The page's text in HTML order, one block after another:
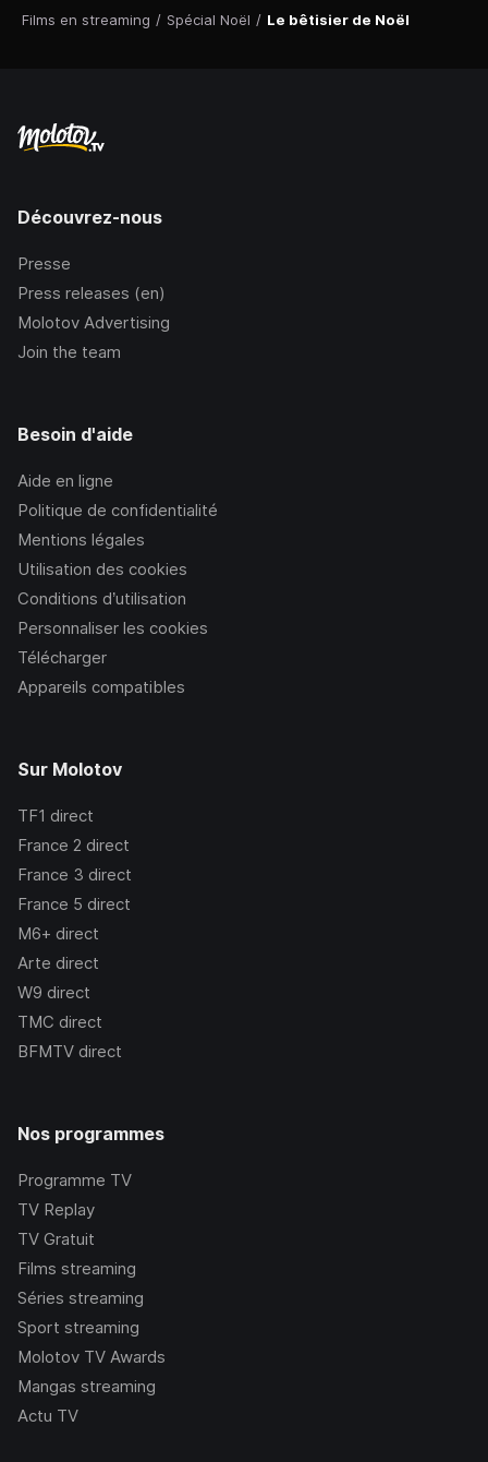
Films en streaming / Spécial Noël / Le bêtisier de Noël
Découvrez-nous
Presse
Press releases (en)
Molotov Advertising
Join the team
Besoin d'aide
Aide en ligne
Politique de confidentialité
Mentions légales
Utilisation des cookies
Conditions d’utilisation
Personnaliser les cookies
Télécharger
Appareils compatibles
Sur Molotov
TF1 direct
France 2 direct
France 3 direct
France 5 direct
M6+ direct
Arte direct
W9 direct
TMC direct
BFMTV direct
Nos programmes
Programme TV
TV Replay
TV Gratuit
Films streaming
Séries streaming
Sport streaming
Molotov TV Awards
Mangas streaming
Actu TV